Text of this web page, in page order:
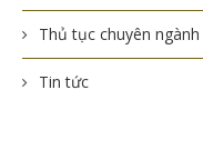
Thủ tục chuyên ngành
Tin tức